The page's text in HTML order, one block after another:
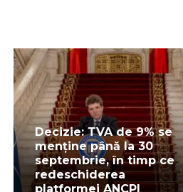
Decizie: TVA de 9% se
menține până la 30
septembrie, în timp ce
redeschiderea
platformei ANCPI